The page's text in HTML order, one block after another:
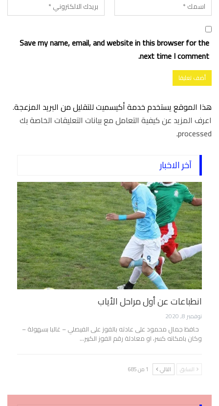
Save my name, email, and website in this browser for the
next time I comment.
هذا الموقع يستخدم خدمة أكيسميت للتقليل من البريد المزعجة.
اعرف المزيد عن كيفية التعامل مع بيانات التعليقات الخاصة بك
processed
.
آخر الاخبار
انطباعات عن أول مراحل الأياب
نوفمبر 8, 2020
حافظ جمال محمود على عادته بالفوز على الفيصلي – غالبا بسهولة –
وكان بامكانه كسر، او معادلة رقم الفوز الكبير…
السابق التالي 1 من 685